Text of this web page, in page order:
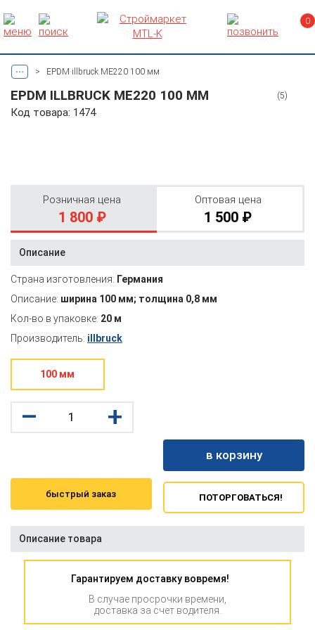
0
... > EPDM illbruck ME220 100 мм
EPDM ILLBRUCK ME220 100 ММ (5)
Код товара: 1474
Розничная цена
1 800 ₽
Оптовая цена
1 500 ₽
Описание
Страна изготовления: Германия
Описание: ширина 100 мм; толщина 0,8 мм
Кол-во в упаковке: 20 м
Производитель: illbruck
100 мм
– +
в корзину
быстрый заказ ПОТОРГОВАТЬСЯ!
Описание товара
Гарантируем доставку вовремя!
В случае просрочки времени,
доставка за счет водителя.